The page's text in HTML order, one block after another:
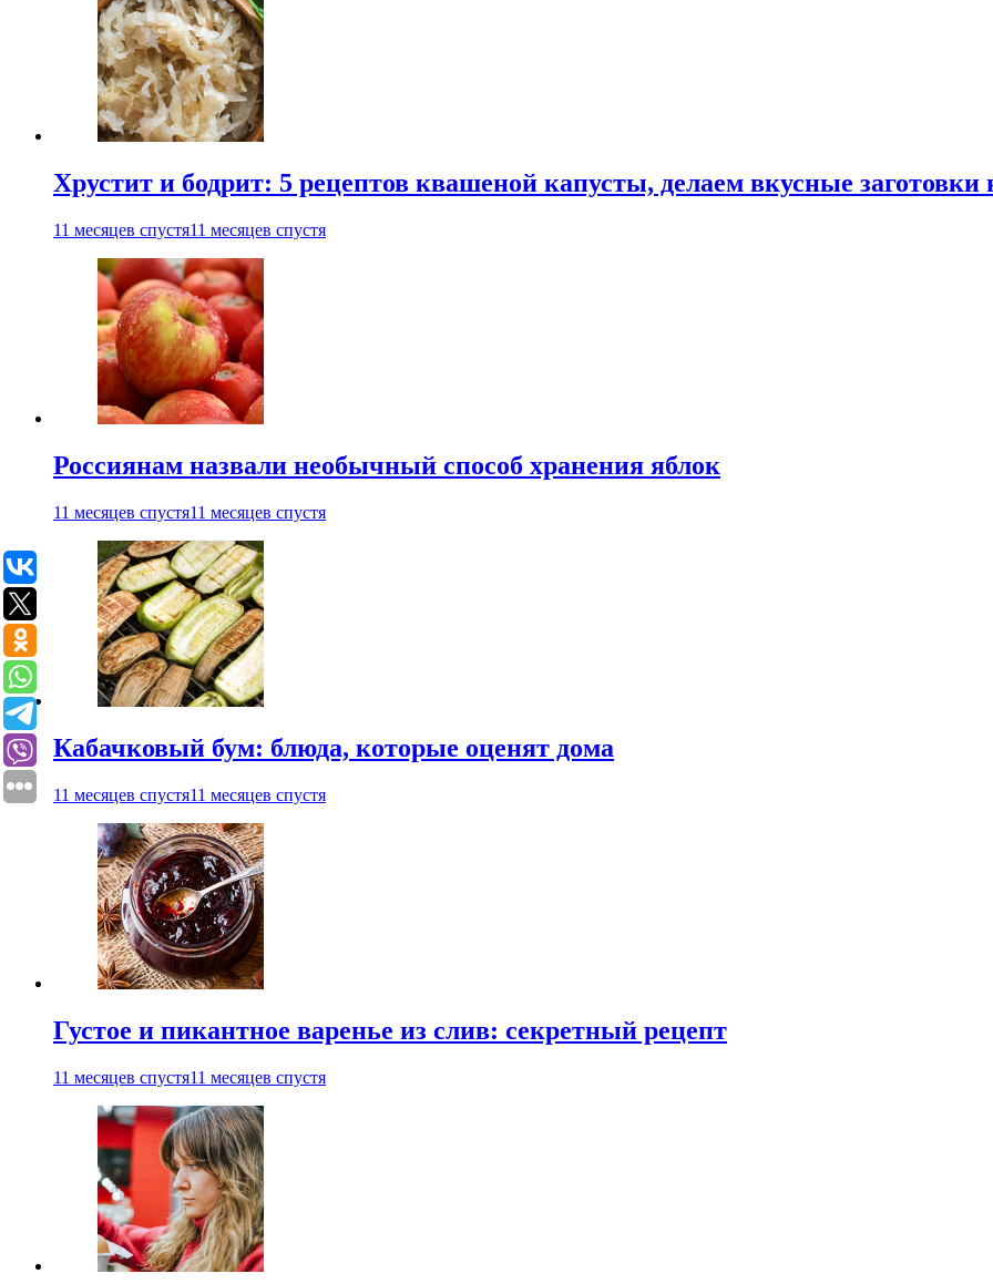
Хрустит и бодрит: 5 рецептов квашеной капусты, делаем вкусные заготовки
11 месяцев спустя11 месяцев спустя
Россиянам назвали необычный способ хранения яблок
11 месяцев спустя11 месяцев спустя
Кабачковый бум: блюда, которые оценят дома
11 месяцев спустя11 месяцев спустя
Густое и пикантное варенье из слив: секретный рецепт
11 месяцев спустя11 месяцев спустя